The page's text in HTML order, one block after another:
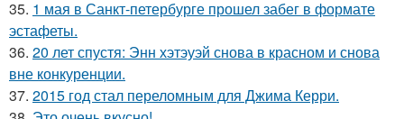
35. 1 мая в Санкт-петербурге прошел забег в формате
эстафеты.
36. 20 лет спустя: Энн хэтэуэй снова в красном и снова
вне конкуренции.
37. 2015 год стал переломным для Джима Керри.